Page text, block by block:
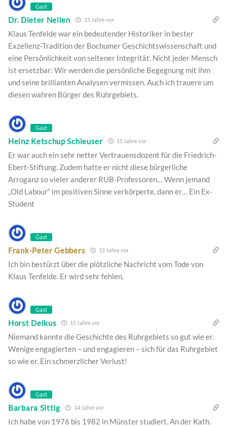
Gast
Dr. Dieter Nellen 15 Jahre vor
Klaus Tenfelde war ein bedeutender Historiker in bester
Exzellenz-Tradition der Bochumer Geschichtswissenschaft und
eine Persönlichkeit von seltener Integrität. Nicht jeder Mensch
ist ersetzbar: Wir werden die persönliche Begegnung mit ihm
und seine brillianten Analysen vermissen. Auch ich trauere um
diesen wahren Bürger des Ruhrgebiets.
Gast
Heinz Ketschup Schleuser 15 Jahre vor
Er war auch ein sehr netter Vertrauensdozent für die Friedrich-
Ebert-Stiftung. Zudem hatte er nicht diese bürgerliche
Arroganz so vieler anderer RUB-Professoren… Wenn jemand
„Old Labour“ im positiven Sinne verkörperte, dann er… Ein Ex-
Student
Gast
Frank-Peter Gebbers 15 Jahre vor
Ich bin bestürzt über die plötzliche Nachricht vom Tode von
Klaus Tenfelde. Er wird sehr fehlen.
Gast
Horst Delkus 15 Jahre vor
Niemand kannte die Geschichte des Ruhrgebiets so gut wie er.
Wenige engagierten – und engagieren – sich für das Ruhrgebiet
so wie er. Ein schmerzlicher Verlust!
Gast
Barbara Sittig 14 Jahre vor
Ich habe von 1976 bis 1982 in Münster studiert. An der Kath.